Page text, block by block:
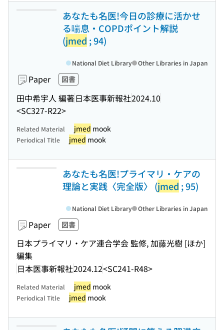
あなたも名医!今日の診療に活かせ
る喘息・COPDポイント解説
(jmed ; 94)
Paper 図書
田中希宇人 編著日本医事新報社2024.10
<SC327-R22>
National Diet Library Other Libraries in Japan
Related Material jmed mook
Periodical Title jmed mook
あなたも名医!プライマリ・ケアの
理論と実践〈完全版〉 (jmed ; 95)
Paper 図書
日本プライマリ・ケア連合学会 監修, 加藤光樹 [ほか]
編集
日本医事新報社2024.12<SC241-R48>
National Diet Library Other Libraries in Japan
Related Material jmed mook
Periodical Title jmed mook